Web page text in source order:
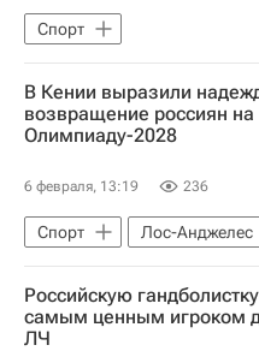
Спорт
Международная федерация
Фехтование
В Кении выразили
возвращение россиян на
Олимпиаду-2028
6 февраля, 13:19 236
Спорт Лос-Анджелес
Европа
ММПЦ
Российскую
самым ценным игроком
ЛЧ